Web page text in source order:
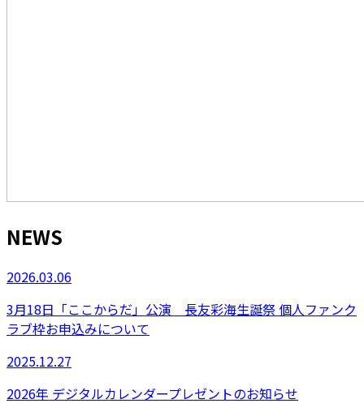
NEWS
2026.03.06
3月18日「ここからだ」公演 長友彩海生誕祭 個人ファンク
ラブ枠お申込みについて
2025.12.27
2026年 デジタルカレンダープレゼントのお知らせ